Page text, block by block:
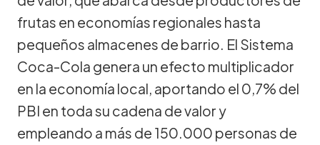
frutas en economías regionales hasta
pequeños almacenes de barrio. El Sistema
Coca-Cola genera un efecto multiplicador
en la economía local, aportando el 0,7% del
PBI en toda su cadena de valor y
empleando a más de 150.000 personas de